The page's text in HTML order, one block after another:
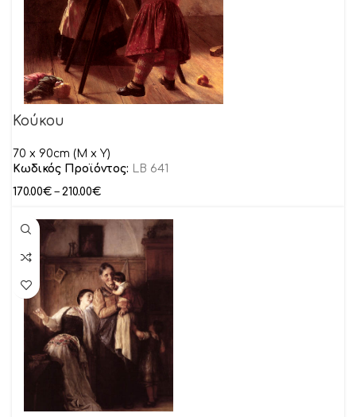
Κούκου
70 x 90cm (M x Y)
Κωδικός Προϊόντος: LB 641
170.00€ – 210.00€